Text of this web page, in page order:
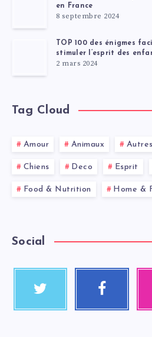
en France
8 septembre 2024
TOP 100 des énigmes
stimuler l’esprit des
2 mars 2024
Tag Cloud
Amour Animaux Autres
Chiens Deco Esprit
Food & Nutrition Home &
Social